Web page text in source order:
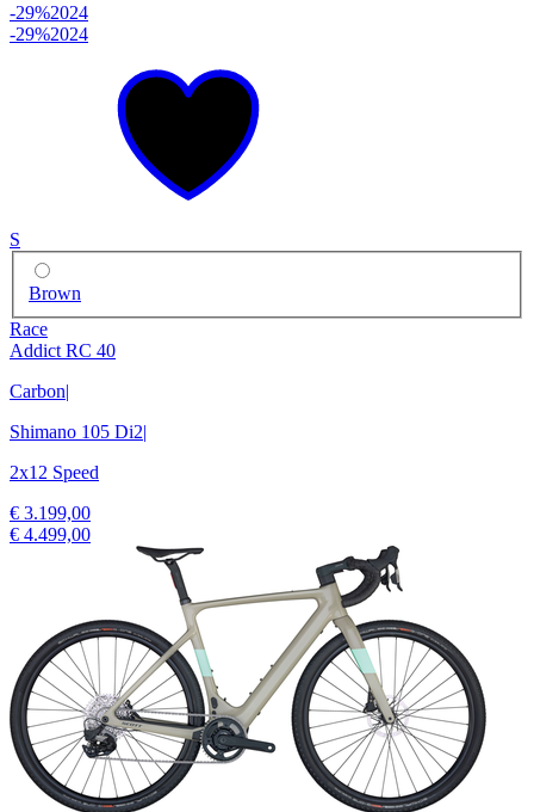
-29%2024
-29%2024
S
Brown
Race
Addict RC 40
Carbon
Shimano 105 Di2
2x12 Speed
€ 3.199,00
€ 4.499,00